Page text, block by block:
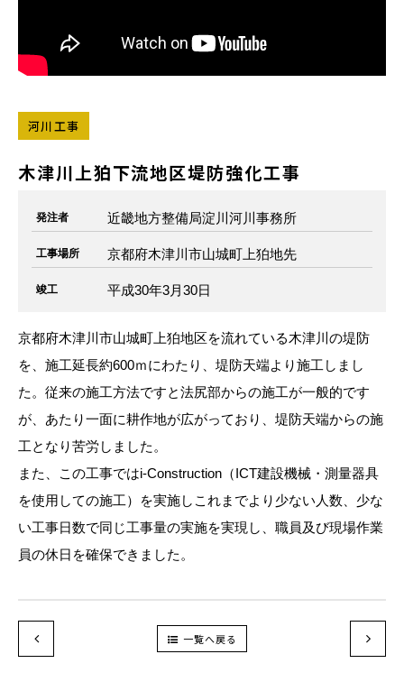
河川工事
木津川上狛下流地区堤防強化工事
発注者 近畿地方整備局淀川河川事務所
工事場所 京都府木津川市山城町上狛地先
竣工 平成30年3月30日
京都府木津川市山城町上狛地区を流れている木津川の堤防
を、施工延長約600ｍにわたり、堤防天端より施工しまし
た。従来の施工方法ですと法尻部からの施工が一般的です
が、あたり一面に耕作地が広がっており、堤防天端からの施
工となり苦労しました。
また、この工事ではi-Construction（ICT建設機械・測量器具
を使用しての施工）を実施しこれまでより少ない人数、少な
い工事日数で同じ工事量の実施を実現し、職員及び現場作業
員の休日を確保できました。
一覧へ戻る